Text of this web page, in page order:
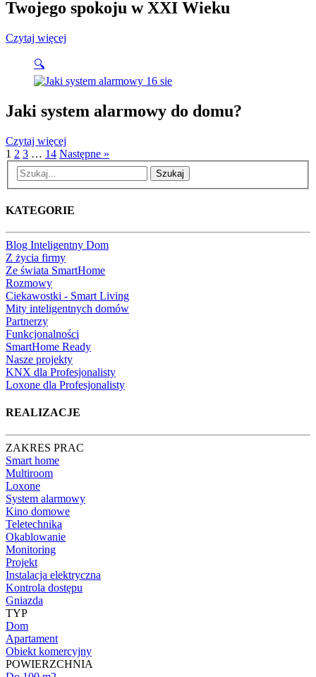
Twojego spokoju w XXI Wieku
🔍
Jaki system alarmowy do domu?
Czytaj więcej
2 3 … 14 Następne »
Szukaj
Blog Inteligentny Dom
Z życia firmy
Ze świata SmartHome
Rozmowy
Ciekawostki - Smart Living
Mity inteligentnych domów
Partnerzy
Funkcjonalności
SmartHome Ready
Nasze projekty
KNX dla Profesjonalisty
ZAKRES PRAC
Smart home
Multiroom
Loxone
System alarmowy
Kino domowe
Teletechnika
Okablowanie
Monitoring
Projekt
Instalacja elektryczna
Kontrola dostępu
Gniazda
TYP
Dom
Apartament
Obiekt komercyjny